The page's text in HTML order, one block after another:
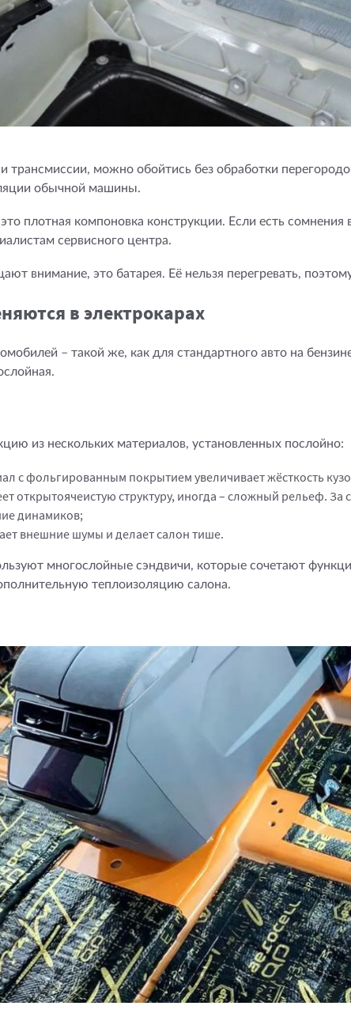
трансмиссии, можно обойтись без обработки
обычной машины.
плотная компоновка конструкции. Если есть
сервисного центра.
внимание, это батарея. Её нельзя перегревать,
в электрокарах
– такой же, как для стандартного авто на
из нескольких материалов, установленных послойно:
с фольгированным покрытием увеличивает жёсткость
открытоячеистую структуру, иногда – сложный рельеф. За
динамиков;
внешние шумы и делает салон тише.
многослойные сэндвичи, которые сочетают
теплоизоляцию салона.